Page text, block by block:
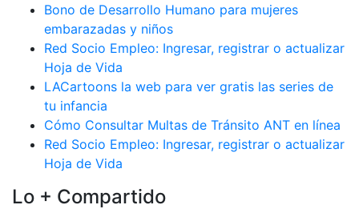
Bono de Desarrollo Humano para mujeres
embarazadas y niños
Red Socio Empleo: Ingresar, registrar o actualizar
Hoja de Vida
LACartoons la web para ver gratis las series de
tu infancia
Cómo Consultar Multas de Tránsito ANT en línea
Red Socio Empleo: Ingresar, registrar o actualizar
Hoja de Vida
Lo + Compartido